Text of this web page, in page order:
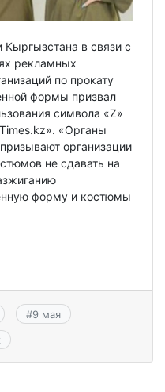
Кыргызстана в связи с
рекламных
по прокату
формы призвал
символа «Z»
«Органы
организации
не сдавать на
форму и костюмы
#9 мая